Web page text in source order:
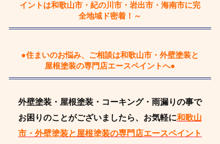
イントは和歌山市・紀の川市・岩出市・海南市に完
全地域ド密着！～
●住まいのお悩み、ご相談は和歌山市・外壁塗装と
屋根塗装の専門店エースペイントへ●
外壁塗装・屋根塗装・コーキング・雨漏りの事で
お困りのことがございましたら、お気軽に和歌山
市・外壁塗装と屋根塗装の専門店エースペイント